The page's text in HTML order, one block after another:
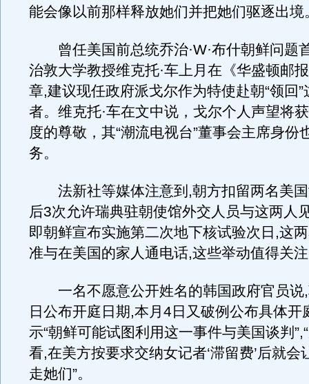
能会像以前那样释放她们并把她们驱逐出境
曾任美国前总统乔治·W·布什朝鲜问题
治敦大学教授维克托·车上月在《华盛顿邮
章,建议现任政府派戈尔作为特使赴朝“领回”
者。维克托·车在文中说，戈尔个人声望将
度的尊敬，其“潮流电视台”董事会主席身份
务。
法新社等媒体注意到,朝方扣留两名美国
后3次允许瑞典驻朝使馆外交人员与这两人
即朝鲜宣布实施第二次地下核试验次日,这
准与在美国的家人通电话,这些举动值得关
一名不愿意公开姓名的韩国政府官员说,
日公布开庭日期,本月4日又破例公布具体开
示“朝鲜可能试图利用这一事件与美国谈判
看,在美方按要求交纳女记者‘滞留费’后就会
走她们”。